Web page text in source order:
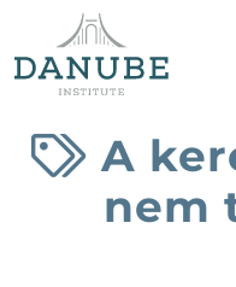
A
nem